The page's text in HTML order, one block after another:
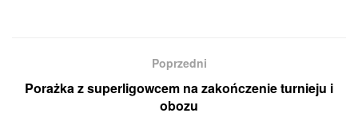
Poprzedni
Porażka z superligowcem na zakończenie turnieju i
obozu